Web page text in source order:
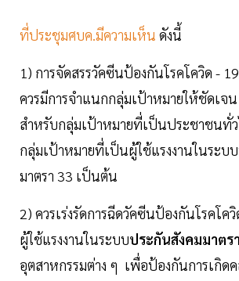
ที่ประชุมศบค.มีความเห็น ดังนี้
1) การจัดสรรวัคซีนป้องกันโรคโควิด -
ควรมีการจำแนกกลุ่มเป้าหมายให้ชัดเจ
สำหรับกลุ่มเป้าหมายที่เป็นประชาชนทั่
กลุ่มเป้าหมายที่เป็นผู้ใช้แรงงานในระบ
มาตรา 33 เป็นต้น
2) ควรเร่งรัดการฉีดวัคซีนป้องกันโรคโค
ผู้ใช้แรงงานในระบบประกันสังคมมาตร
อุตสาหกรรมต่าง ๆ เพื่อป้องกันการเกิด